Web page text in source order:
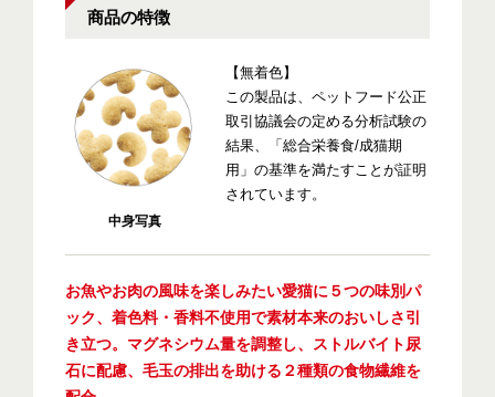
商品の特徴
中身写真
【無着色】
この製品は、ペットフード公正
取引協議会の定める分析試験の
結果、「総合栄養食/成猫期
用」の基準を満たすことが証明
されています。
お魚やお肉の風味を楽しみたい愛猫に５つの味別パ
ック、着色料・香料不使用で素材本来のおいしさ引
き立つ。マグネシウム量を調整し、ストルバイト尿
石に配慮、毛玉の排出を助ける２種類の食物繊維を